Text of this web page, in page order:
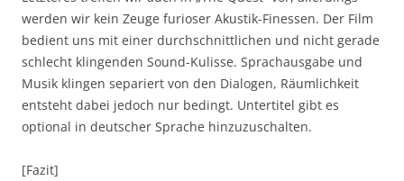
werden wir kein Zeuge furioser Akustik-Finessen. Der Film
bedient uns mit einer durchschnittlichen und nicht gerade
schlecht klingenden Sound-Kulisse. Sprachausgabe und
Musik klingen separiert von den Dialogen, Räumlichkeit
entsteht dabei jedoch nur bedingt. Untertitel gibt es
optional in deutscher Sprache hinzuzuschalten.
[Fazit]